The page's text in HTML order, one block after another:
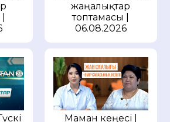
жаңалықтар
топтамасы |
06.08.2026
Маман кеңесі |